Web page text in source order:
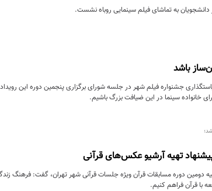
به تماشای فیلم سینمایی روباه نشست.
باشد
جشنواره فیلم شهر در جلسه شورای برگزاری پنجمین دوره این
خانواده سینما در این ضیافت بزرگ باشیم.
دومین دوره مسابقات قرآن ویژه جلسات قرآنی شهر تهران، گفت: فرهنگ
با قرآن فراهم کنیم.